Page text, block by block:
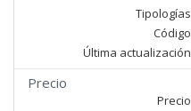
Tipologías
Código
Última actualización
Precio
Precio